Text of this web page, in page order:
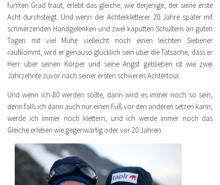
fünften Grad traut, erlebt das gleiche, wie derjenige, der seine erste
Acht durchsteigt. Und wenn der Achterkletterer 20 Jahre später mit
schmerzenden Handgelenken und zwei kaputten Schultern an guten
Tagen mit viel Mühe vielleicht noch einen leichten Siebener
raufkommt, wird er genauso glücklich sein über die Tatsache, dass er
Herr über seinen Körper und seine Angst geblieben ist wie zwei
Jahrzehnte zuvor nach seiner ersten schweren Achtertour.
Und wenn ich 80 werden sollte, dann wird es immer noch so sein,
denn falls ich dann auch nur einen Fuß vor den anderen setzen kann,
werde ich immer noch klettern, und ich werde immer noch das
Gleiche erleben wie gegenwärtig oder vor 20 Jahren.